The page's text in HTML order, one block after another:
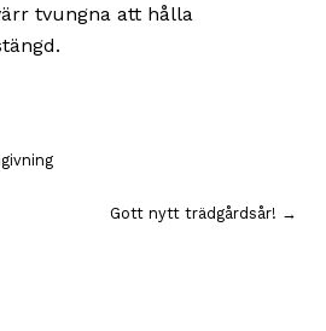
tvungna att hålla
Gott nytt trädgårdsår! →